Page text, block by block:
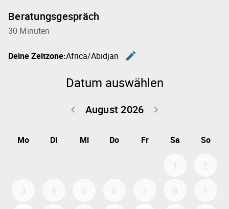
Beratungsgespräch
30 Minuten
Deine Zeitzone:Africa/Abidjan
edit
Datum auswählen
August 2026
keyboard_arrow_left
keyboard_arrow_right
Mo Di Mi Do Fr Sa So
1 2
3 4 5 6 7 8 9